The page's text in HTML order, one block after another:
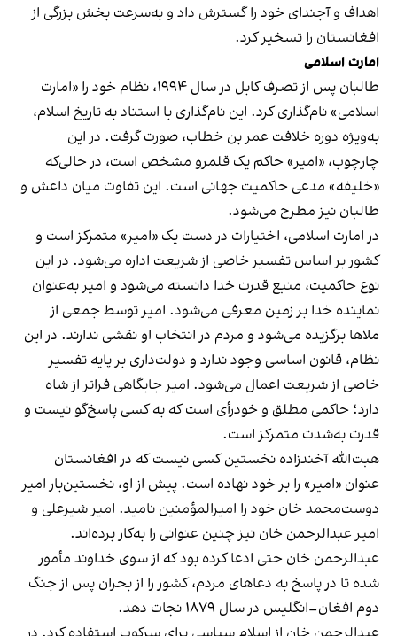
اهداف و آجندای خود را گسترش داد و به‌سرعت بخش بزرگی از
افغانستان را تسخیر کرد.
امارت اسلامی
طالبان پس از تصرف کابل در سال ۱۹۹۴، نظام خود را «امارت
اسلامی» نام‌گذاری کرد. این نام‌گذاری با استناد به تاریخ اسلام،
به‌ویژه دوره خلافت عمر بن خطاب، صورت گرفت. در این
چارچوب، «امیر» حاکم یک قلمرو مشخص است، در حالی‌که
«خلیفه» مدعی حاکمیت جهانی است. این تفاوت میان داعش و
طالبان نیز مطرح می‌شود.
در امارت اسلامی، اختیارات در دست یک «امیر» متمرکز است و
کشور بر اساس تفسیر خاصی از شریعت اداره می‌شود. در این
نوع حاکمیت، منبع قدرت خدا دانسته می‌شود و امیر به‌عنوان
نماینده خدا بر زمین معرفی می‌شود. امیر توسط جمعی از
ملاها برگزیده می‌شود و مردم در انتخاب او نقشی ندارند. در این
نظام، قانون اساسی وجود ندارد و دولت‌داری بر پایه تفسیر
خاصی از شریعت اعمال می‌شود. امیر جایگاهی فراتر از شاه
دارد؛ حاکمی مطلق و خودرأی است که به کسی پاسخ‌گو نیست و
قدرت به‌شدت متمرکز است.
هبت‌الله آخندزاده نخستین کسی نیست که در افغانستان
عنوان «امیر» را بر خود نهاده است. پیش از او، نخستین‌بار امیر
دوست‌محمد خان خود را امیرالمؤمنین نامید. امیر شیرعلی و
امیر عبدالرحمن خان نیز چنین عنوانی را به‌کار برده‌اند.
عبدالرحمن خان حتی ادعا کرده بود که از سوی خداوند مأمور
شده تا در پاسخ به دعاهای مردم، کشور را از بحران پس از جنگ
دوم افغان–انگلیس در سال ۱۸۷۹ نجات دهد.